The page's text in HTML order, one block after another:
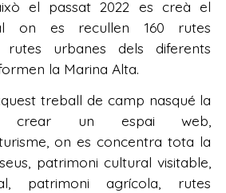
el passat 2022 es creà el
on es recullen 160 rutes
urbanes dels diferents
la Marina Alta.
treball de camp nasqué la
crear un espai web,
on es concentra tota la
patrimoni cultural visitable,
patrimoni agrícola, rutes